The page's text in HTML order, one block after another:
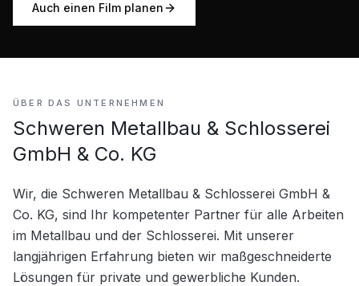
Auch einen Film planen
ÜBER DAS UNTERNEHMEN
Schweren Metallbau & Schlosserei
GmbH & Co. KG
Wir, die Schweren Metallbau & Schlosserei GmbH &
Co. KG, sind Ihr kompetenter Partner für alle Arbeiten
im Metallbau und der Schlosserei. Mit unserer
langjährigen Erfahrung bieten wir maßgeschneiderte
Lösungen für private und gewerbliche Kunden.